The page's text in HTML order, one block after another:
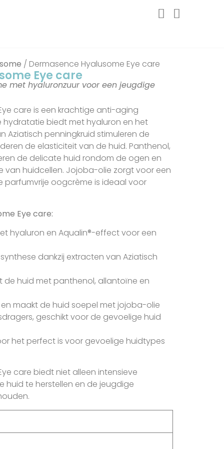
/ Dermasence Hyalusome Eye care
Eye care
met hyaluronzuur voor een jeugdige
care is een krachtige anti-aging
hydratatie biedt met hyaluron en het
Aziatisch penningkruid stimuleren de
de elasticiteit van de huid. Panthenol,
de delicate huid rondom de ogen en
van huidcellen. Jojoba-olie zorgt voor een
parfumvrije oogcrème is ideaal voor
Eye care:
hyaluron en Aqualin®-effect voor een
dankzij extracten van Aziatisch
de huid met panthenol, allantoïne en
maakt de huid soepel met jojoba-olie
geschikt voor de gevoelige huid
het perfect is voor gevoelige huidtypes
care biedt niet alleen intensieve
huid te herstellen en de jeugdige